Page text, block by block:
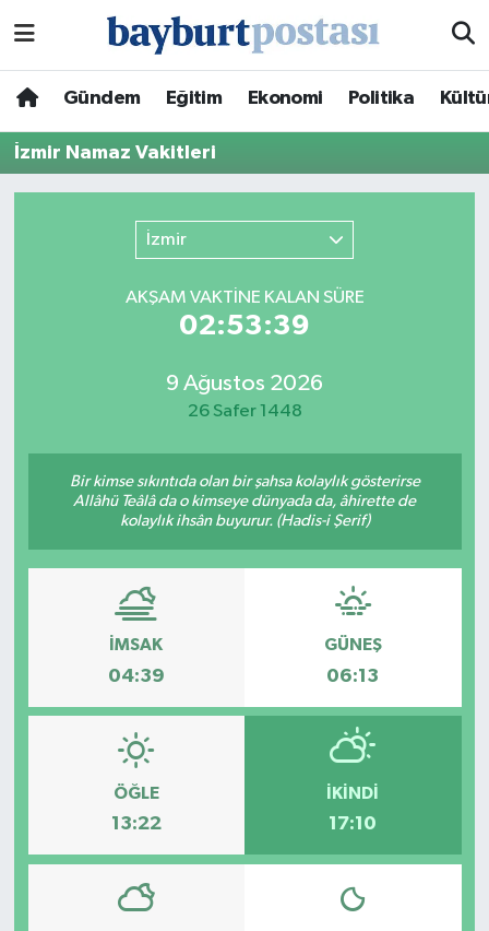
Gündem Eğitim Ekonomi Politika
İzmir Namaz Vakitleri
İzmir
AKŞAM VAKTİNE KALAN SÜRE
02:53:39
9 Ağustos 2026
26 Safer 1448
Bir kimse sıkıntıda olan bir şahsa kolaylık gösterirse
Allâhü Teâlâ da o kimseye dünyada da, âhirette de
kolaylık ihsân buyurur. (Hadis-i Şerif)
İMSAK
04:39
GÜNEŞ
06:13
ÖĞLE
13:22
İKINDI
17:10
Hava Durumu
Namaz Vakitleri
Trafik Durumu
Süper Lig Puan Durumu ve Fikstür
Son Dakika Haberleri
Haber Arşivi